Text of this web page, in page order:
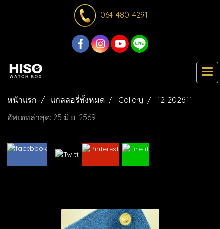
064-480-4291
หน้าแรก แกลลอรี่ทั้งหมด Gallery
12-2026.11
อัพเดทล่าสุด: 25 มิ.ย. 2569